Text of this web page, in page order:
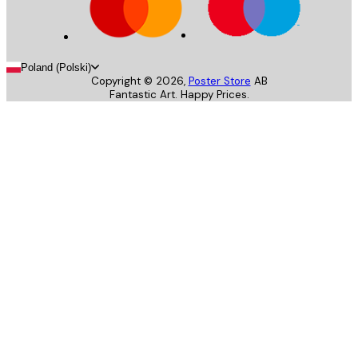
Poland (Polski)
Copyright © 2026, Poster Store AB
Fantastic Art. Happy Prices.